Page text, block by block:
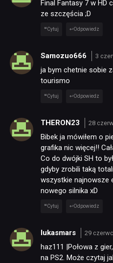
Final Fantasy 7 w HD
ze szczęścia ;D
Cytuj Odpowiedz
Samozuo666 3
ja bym chetnie sobie
tourismo
Cytuj Odpowiedz
THERON23 28
Bibek ja mówiłem o
grafika nic więcej!!
Co do dwójki SH to
gdyby zrobili taką
wszystkie najnowsze
nowego silnika xD
Cytuj Odpowiedz
lukasmars 29
haz111 |Połowa z
na PS2. Może czytaj